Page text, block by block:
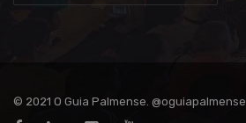
© 2021 O Guia Palmense. @oguiapalmense